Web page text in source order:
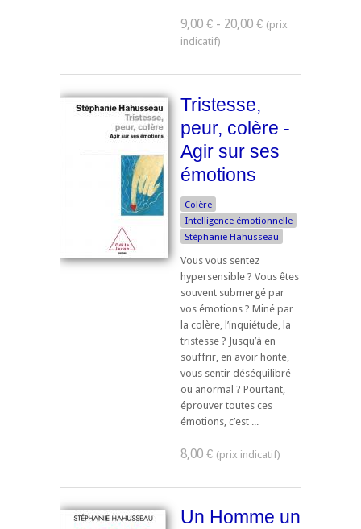
9,00 € - 20,00 €
Tristesse,
peur, colère -
Agir sur ses
émotions
Colère
Intelligence émotionnelle
Stéphanie Hahusseau
Vous vous sentez
hypersensible ? Vous êtes
souvent submergé par
vos émotions ? Miné par
la colère, l’inquiétude, la
tristesse ? Jusqu’à en
souffrir, en avoir honte,
vous sentir déséquilibré
ou anormal ? Pourtant,
éprouver toutes ces
émotions, c’est ...
8,00 €
Un Homme un